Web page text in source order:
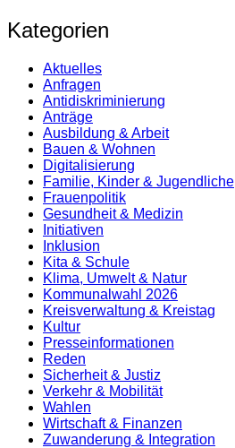
Kategorien
Aktuelles
Anfragen
Antidiskrimi­nierung
Anträge
Ausbildung & Arbeit
Bauen & Wohnen
Digitalisierung
Familie, Kinder & Jugendliche
Frauenpolitik
Gesundheit & Medizin
Initiativen
Inklusion
Kita & Schule
Klima, Umwelt & Natur
Kommunalwahl 2026
Kreisverwaltung & Kreistag
Kultur
Presse­informationen
Reden
Sicherheit & Justiz
Verkehr & Mobilität
Wahlen
Wirtschaft & Finanzen
Zuwanderung & Integration